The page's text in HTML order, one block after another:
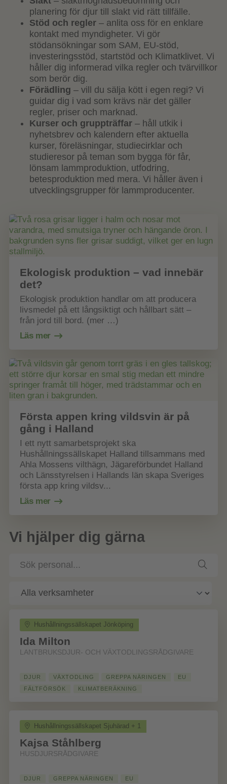
planering för djur till slakt vid rätt tillfälle.
Stöd och regler – anlita oss för en enklare
kontakt med myndigheter. Vi gör
stödansökningar som SAM, EU-stöd,
investeringsstöd, startstöd och Klimatklivet. Vi
håller dig informerad vilka regler och tvärvillkor
som berör dig.
Förädling – vill du sälja kött i egen regi? Vi
guidar dig i vad som krävs när det gäller
regler, priser och marknad.
Kurser och gruppträffar – håll utkik i
nyhetsbrev och kalendern efter aktuella
kurser, föreläsningar, studiecirklar och
studieresor på teman som bygga för får,
lönsam lammproduktion, utfodring,
betesproduktion med mera. Vi håller även i
utvecklingsgrupper för lammproducenter.
Ekologisk produktion – vad innebär
det?
Ekologisk produktion handlar om att producera
livsmedel på ett långsiktigt och hållbart sätt –
från jord till bord. (mer …)
Läs mer
Första appen kring vildsvin är på
gång i Halland
I ett nytt samarbetsprojekt ska
Hushållningssällskapet Halland tillsammans med
Ahla Mossens vilthägn, Jägareförbundet Halland
och Länsstyrelsen i Hallands län skapa Sveriges
första app kring vildsv...
Läs mer
Vi hjälper dig gärna
personal
Hushållningssällskapet Jönköping
Ida Milton
LANTBRUKSDJUR- OCH VÄXTODLINGSRÅDGIVARE
DJUR VÄXTODLING GREPPA NÄRINGEN
EU
FÄLTFÖRSÖK
KLIMATBERÄKNING
Hushållningssällskapet Sjuhärad + 1
Kajsa Ståhlberg
HUSDJURSRÅDGIVARE
DJUR GREPPA NÄRINGEN EU